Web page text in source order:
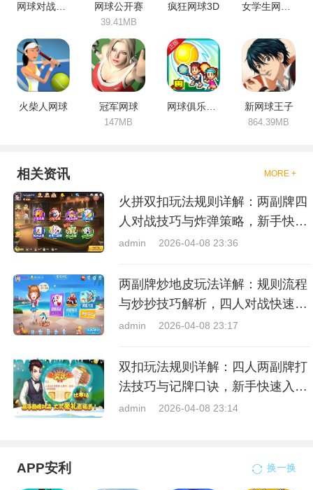
网球对战模拟 网球公开赛
39.41MB
疯狂网球3D
火柴人网球 冠军网球
147MB
网球俱乐部物语 新网球王子
864.39MB
相关资讯 MORE +
火拼双扣玩法规则详解：两副牌四
人对战技巧与炸弹策略，新手快速
上手指南
admin 2026-04-08 23:36
两副牌炒地皮玩法详解：规则流程
与炒抄技巧解析，四人对战快速入
门指南
admin 2026-04-08 23:17
双扣玩法规则详解：四人两副牌打
法技巧与记牌口诀，新手快速入门
指南
admin 2026-04-08 23:14
APP安利 换一换